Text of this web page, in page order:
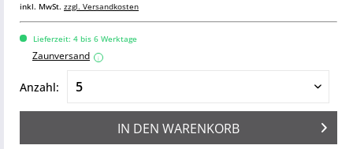
inkl. MwSt. zzgl. Versandkosten
Lieferzeit: 4 bis 6 Werktage
Zaunversand i
Anzahl:
IN DEN WARENKORB